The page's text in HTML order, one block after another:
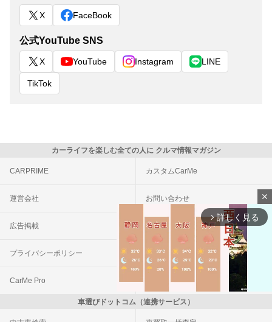
X FaceBook
公式YouTube SNS
X YouTube Instagram LINE
TikTok
カーライフを楽しむ全ての人に クルマ情報マガジン
CARPRIME カスタムCarMe
運営会社 お問い合わせ
広告掲載 利用規約
プライバシーポリシー 外部送信について
CarMe Pro CarMe自動車保険
車選びドットコム（連携サービス）
close
arrow_forward_ios 詳しく見る